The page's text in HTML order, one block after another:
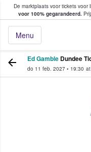
De marktplaats voor tickets
voor 100% gegarandeerd.
Menu
tickets
Ed Gamble Dundee
do 11 feb. 2027 • 19:30 at